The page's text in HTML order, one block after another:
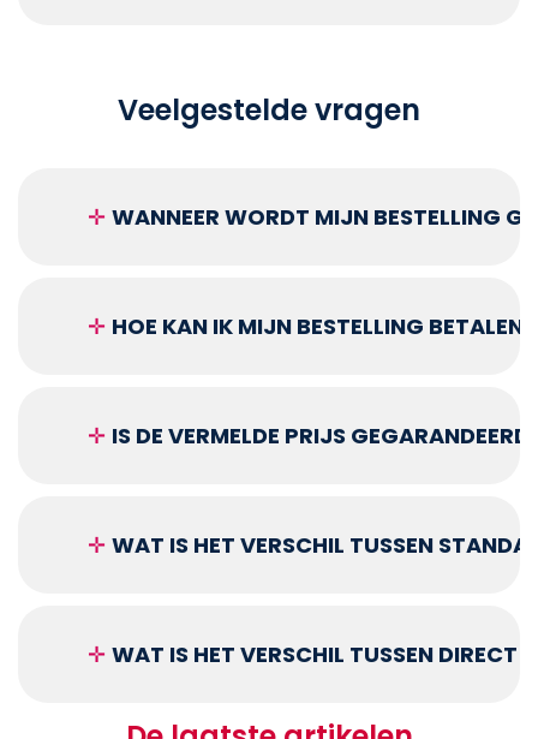
Veelgestelde vragen
✛ WANNEER WORDT MIJN BESTELLING
✛ HOE KAN IK MIJN BESTELLING BETALEN?
✛ IS DE VERMELDE PRIJS
✛ WAT IS HET VERSCHIL TUSSEN
✛ WAT IS HET VERSCHIL TUSSEN DIRECT